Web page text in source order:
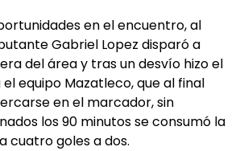
en el encuentro, al
Gabriel Lopez disparó a
del área y tras un desvío hizo el
equipo Mazatleco, que al final
en el marcador, sin
los 90 minutos se consumó la
cuatro goles a dos.